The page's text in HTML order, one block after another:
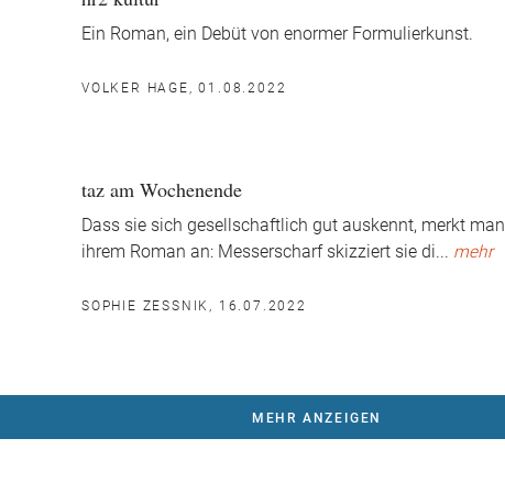
Ein Roman, ein Debüt von enormer Formulierkunst.
VOLKER HAGE, 01.08.2022
taz am Wochenende
Dass sie sich gesellschaftlich gut auskennt, merkt man
ihrem Roman an: Messerscharf skizziert sie di... mehr
SOPHIE ZESSNIK, 16.07.2022
MEHR ANZEIGEN